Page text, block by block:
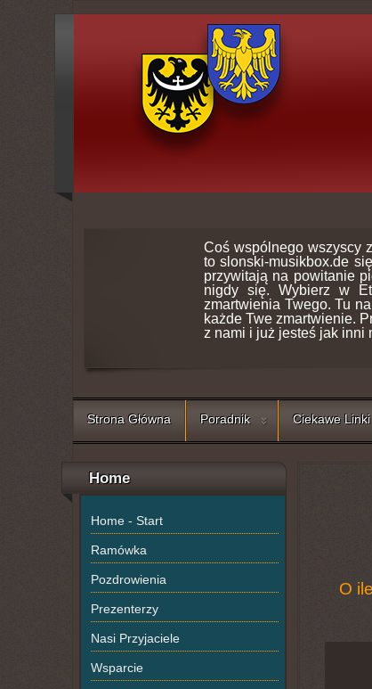
Coś wspólnego wszyscy
to slonski-musikbox.de
przywitają na powitanie
nigdy się. Wybierz w
zmartwienia Twego. Tu
każde Twe zmartwienie.
z nami i już jesteś jak inni
Strona Główna Poradnik Ciekawe Linki
Home
Home - Start
Ramówka
Pozdrowienia
Prezenterzy
Nasi Przyjaciele
Wsparcie
O